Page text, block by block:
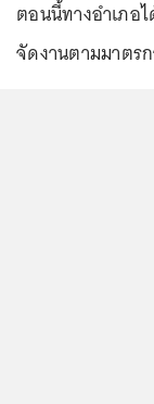
ตอนนี้ทางอำเภอ
จัดงานตามมาตร